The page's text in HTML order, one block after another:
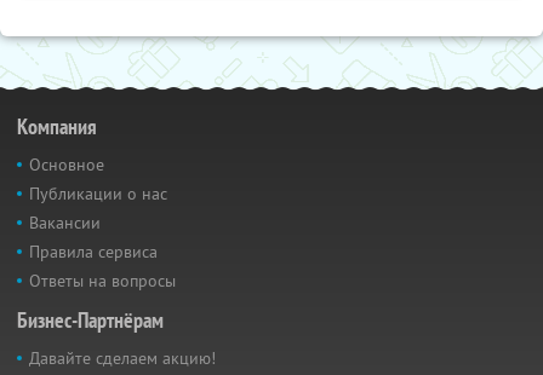
Компания
Основное
Публикации о нас
Вакансии
Правила сервиса
Ответы на вопросы
Бизнес-Партнёрам
Давайте сделаем акцию!